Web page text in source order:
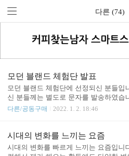
다른 (74)
모던 블랜드 체험단 발표
모던 블랜드 체험단에 선정되신 분들입
신 분들께는 별도로 문자를 발송하였습
의 이유로 문자가 전송되지 않는 경우가
스타그램 등 태그가 가능한 소셜 미디에
는남자를 태그해주시면 되고, 블로그 등
기실 때에는 아래 이메일 주소로 포스팅
다른/공동구매 2022. 1. 2. 18:46
시대의 변화를 느끼는 요즘
시대의 변화를 빠르게 느끼는 요즘입니